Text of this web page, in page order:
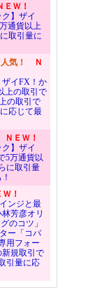
Ｗ！
ク】ザイ
通貨以上
取引量に
人気！
Ｎ
ザイFX！か
上の取引で
の取引で
応じて最
ＮＥＷ！
ク】ザイ
5万通貨以
に取引量
！
ンジと最
芳彦オリ
のコツ」
ー「コバ
用フォー
規取引で
引量に応